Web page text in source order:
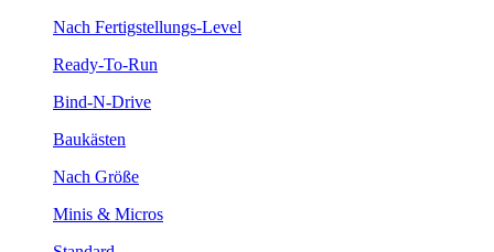
Nach Fertigstellungs-Level
Ready-To-Run
Bind-N-Drive
Baukästen
Nach Größe
Minis & Micros